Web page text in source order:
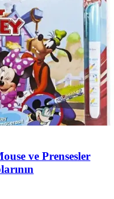
ve Prensesler